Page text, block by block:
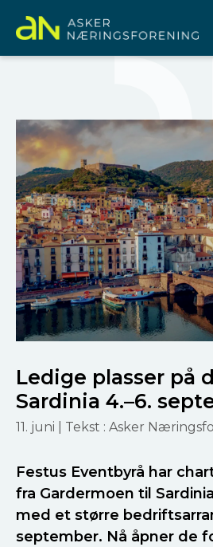
Ledige plasser på
Sardinia 4.–6.
11. juni | Tekst : Asker
Festus Eventbyrå har
fra Gardermoen til
med et større
september. Nå åpner de